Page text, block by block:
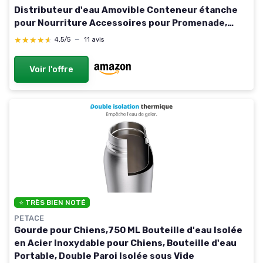
Distributeur d'eau Amovible Conteneur étanche
pour Nourriture Accessoires pour Promenade,
randonnée, Camping
★★★★★
★★★★★ 4,5/5 — 11 avis
Voir l'offre
⭐ TRÈS BIEN NOTÉ
PETACE
Gourde pour Chiens,750 ML Bouteille d'eau Isolée
en Acier Inoxydable pour Chiens, Bouteille d'eau
Portable, Double Paroi Isolée sous Vide